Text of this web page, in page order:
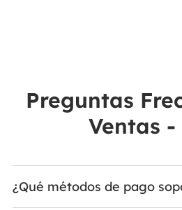
Preguntas
Ventas -
¿Qué métodos de pago